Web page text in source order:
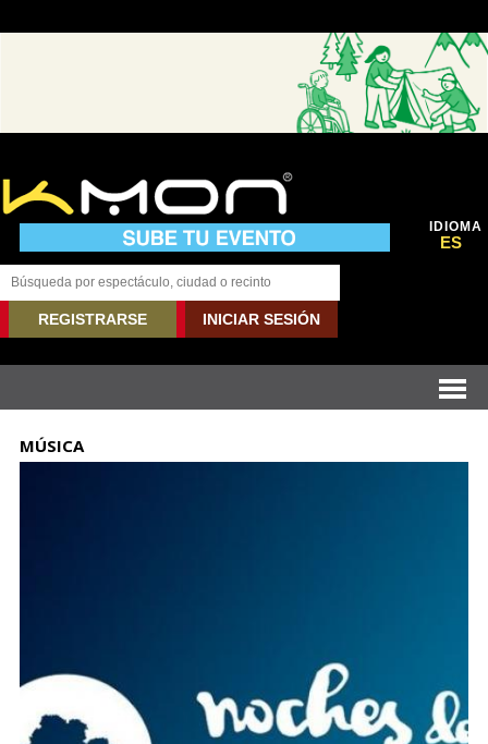
IDIOMA
ES
REGISTRARSE INICIAR SESIÓN
MÚSICA